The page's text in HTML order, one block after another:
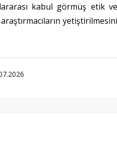
kabul görmüş etik ve
yetiştirilmesini